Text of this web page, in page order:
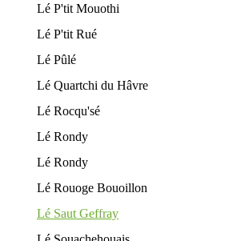
Lé P'tit Mouothi
Lé P'tit Rué
Lé Pûlé
Lé Quartchi du Hâvre
Lé Rocqu'sé
Lé Rondy
Lé Rondy
Lé Rouoge Bouoillon
Lé Saut Geffray